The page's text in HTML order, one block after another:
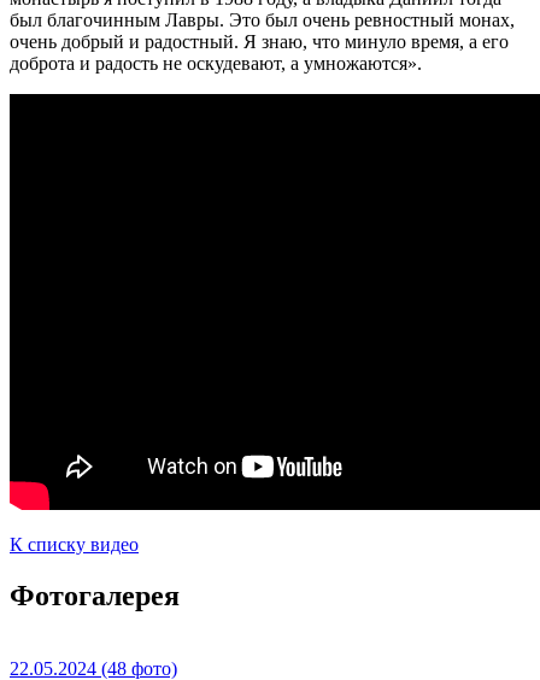
был благочинным Лавры. Это был очень ревностный монах,
очень добрый и радостный. Я знаю, что минуло время, а его
доброта и радость не оскудевают, а умножаются».
К списку видео
Фотогалерея
22.05.2024 (48 фото)